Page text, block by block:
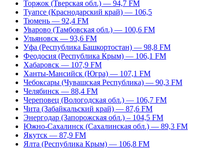
Торжок (Тверская обл.) — 94,7 FM
Туапсе (Краснодарский край) — 106,5
Тюмень — 92,4 FM
Уварово (Тамбовская обл.) — 100,6 FM
Ульяновск — 93,6 FM
Уфа (Республика Башкортостан) — 98,8 FM
Феодосия (Республика Крым) — 106,1 FM
Хабаровск — 107,9 FM
Ханты-Мансийск (Югра) — 107,1 FM
Чебоксары (Чувашская Республика) — 90,3 FM
Челябинск — 88,4 FM
Череповец (Вологодская обл.) — 106,7 FM
Чита (Забайкальский край) — 87,6 FM
Энергодар (Запорожская обл.) – 104,5 FM
Южно-Сахалинск (Сахалинская обл.) — 89,3 FM
Якутск — 87,9 FM
Ялта (Республика Крым) — 106,8 FM